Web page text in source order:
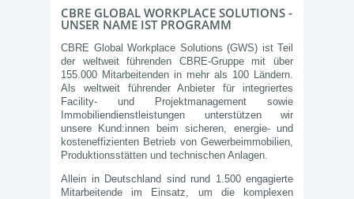
CBRE GLOBAL WORKPLACE SOLUTIONS -
UNSER NAME IST PROGRAMM
CBRE Global Workplace Solutions (GWS) ist Teil
der weltweit führenden CBRE‑Gruppe mit über
155.000 Mitarbeitenden in mehr als 100 Ländern.
Als weltweit führender Anbieter für integriertes
Facility‑ und Projektmanagement sowie
Immobiliendienstleistungen unterstützen wir
unsere Kund:innen beim sicheren, energie‑ und
kosteneffizienten Betrieb von Gewerbeimmobilien,
Produktionsstätten und technischen Anlagen.
Allein in Deutschland sind rund 1.500 engagierte
Mitarbeitende im Einsatz, um die komplexen